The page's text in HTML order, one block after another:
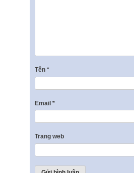
Tên *
Email *
Trang web